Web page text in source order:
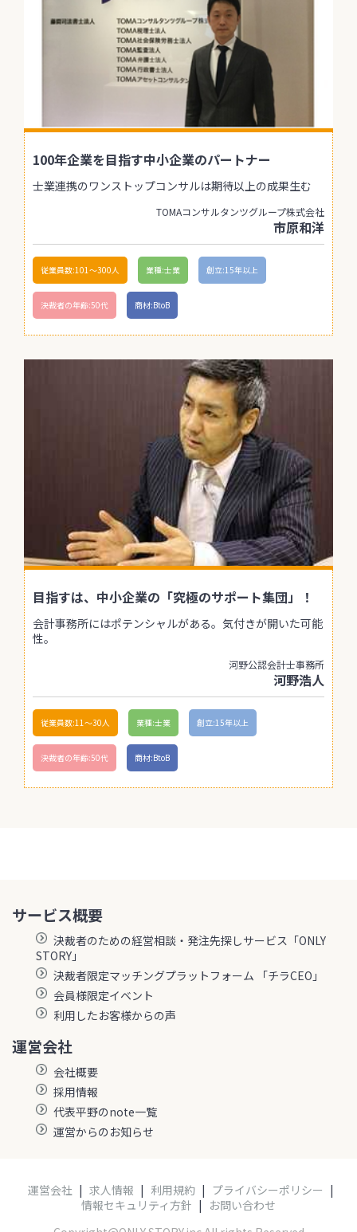
100年企業を目指す中小企業のパートナー
士業連携のワンストップコンサルは期待以上の成果生む
TOMAコンサルタンツグループ株式会社
市原和洋
従業員数:101〜300人 業種:士業 創立:15年以上
決裁者の年齢:50代 商材:BtoB
目指すは、中小企業の「究極のサポート集団」！
会計事務所にはポテンシャルがある。気付きが開いた可能
性。
河野公認会計士事務所
河野浩人
従業員数:11〜30人 業種:士業 創立:15年以上
決裁者の年齢:50代 商材:BtoB
サービス概要
決裁者のための経営相談・発注先探しサービス「ONLY
STORY」
決裁者限定マッチングプラットフォーム 「チラCEO」
会員様限定イベント
利用したお客様からの声
運営会社
会社概要
採用情報
代表平野のnote一覧
運営からのお知らせ
運営会社 | 求人情報 | 利用規約 | プライバシーポリシー |
情報セキュリティ方針 | お問い合わせ